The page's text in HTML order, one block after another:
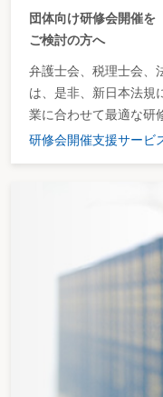
団体向け研修会開催を
ご検討の方へ
弁護士会、税理士会、
は、是非、新日本法規
業に合わせて最適な研
研修会開催支援サービ